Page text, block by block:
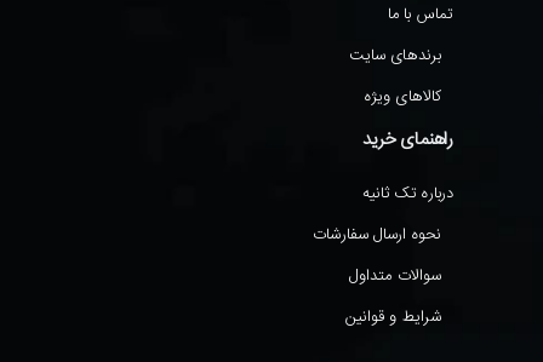
تماس با ما
برندهای سایت
کالاهای ویژه
راهنمای خرید
درباره تک ثانیه
نحوه ارسال سفارشات
سوالات متداول
شرایط و قوانین